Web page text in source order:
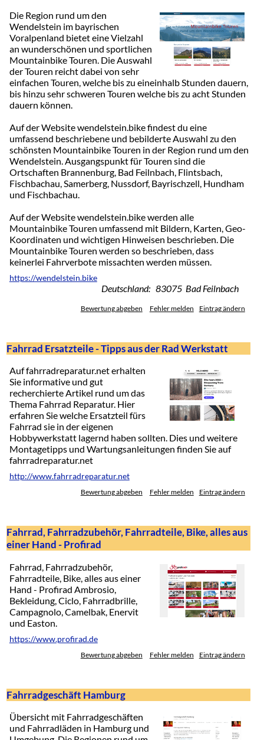
Die Region rund um den
Wendelstein im bayrischen
Voralpenland bietet eine Vielzahl
an wunderschönen und sportlichen
Mountainbike Touren. Die Auswahl
der Touren reicht dabei von sehr
einfachen Touren, welche bis zu eineinhalb Stunden dauern,
bis hinzu sehr schweren Touren welche bis zu acht Stunden
dauern können.
Auf der Website wendelstein.bike findest du eine
umfassend beschriebene und bebilderte Auswahl zu den
schönsten Mountainbike Touren in der Region rund um den
Wendelstein. Ausgangspunkt für Touren sind die
Ortschaften Brannenburg, Bad Feilnbach, Flintsbach,
Fischbachau, Samerberg, Nussdorf, Bayrischzell, Hundham
und Fischbachau.
Auf der Website wendelstein.bike werden alle
Mountainbike Touren umfassend mit Bildern, Karten, Geo-
Koordinaten und wichtigen Hinweisen beschrieben. Die
Mountainbike Touren werden so beschrieben, dass
keinerlei Fahrverbote missachten werden müssen.
https://wendelstein.bike
Deutschland: 83075 Bad Feilnbach
Bewertung abgeben Fehler melden Eintrag ändern
Fahrrad Ersatzteile - Tipps aus der Rad Werkstatt
Auf fahrradreparatur.net erhalten
Sie informative und gut
recherchierte Artikel rund um das
Thema Fahrrad Reparatur. Hier
erfahren Sie welche Ersatzteil fürs
Fahrrad sie in der eigenen
Hobbywerkstatt lagernd haben sollten. Dies und weitere
Montagetipps und Wartungsanleitungen finden Sie auf
fahrradreparatur.net
http://www.fahrradreparatur.net
Bewertung abgeben Fehler melden Eintrag ändern
Fahrrad, Fahrradzubehör, Fahrradteile, Bike, alles aus
einer Hand - Profirad
Fahrrad, Fahrradzubehör,
Fahrradteile, Bike, alles aus einer
Hand - Profirad Ambrosio,
Bekleidung, Ciclo, Fahrradbrille,
Campagnolo, Camelbak, Enervit
und Easton.
https://www.profirad.de
Bewertung abgeben Fehler melden Eintrag ändern
Fahrradgeschäft Hamburg
Übersicht mit Fahrradgeschäften
und Fahrradläden in Hamburg und